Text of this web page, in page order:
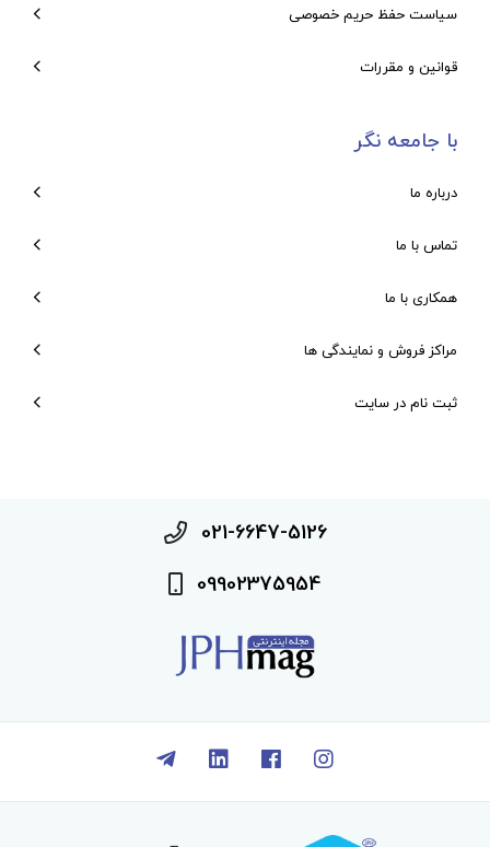
سیاست حفظ حریم خصوصی
قوانین و مقررات
با جامعه نگر
درباره ما
تماس با ما
همکاری با ما
مراکز فروش و نمایندگی ها
ثبت نام در سایت
021-6647-5126
09902375954